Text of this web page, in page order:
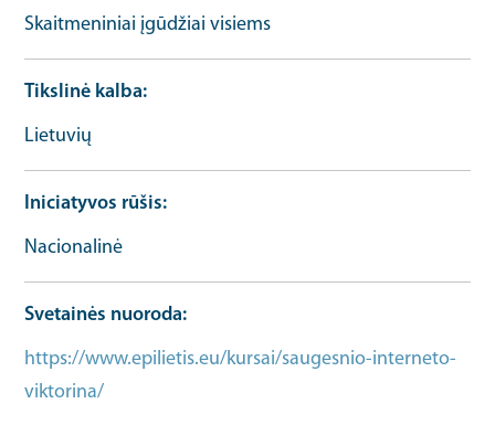
Skaitmeniniai įgūdžiai visiems
Tikslinė kalba
Lietuvių
Iniciatyvos rūšis
Nacionalinė
Svetainės nuoroda
https://www.epilietis.eu/kursai/saugesnio-interneto-
viktorina/